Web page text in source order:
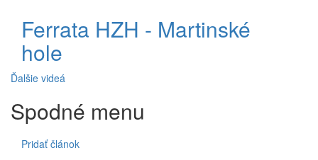
Ferrata HZH - Martinské
hole
Ďalšie videá
Spodné menu
Pridať článok